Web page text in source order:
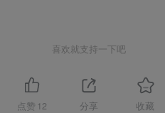
喜欢就支持一下吧
点赞 12 分享 收藏